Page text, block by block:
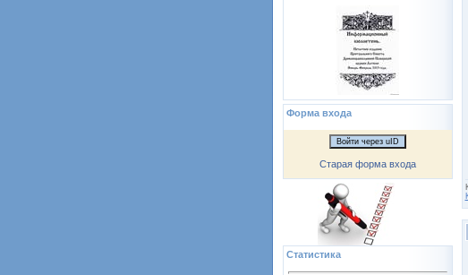
Форма входа
Войти через uID
Старая форма входа
Статистика